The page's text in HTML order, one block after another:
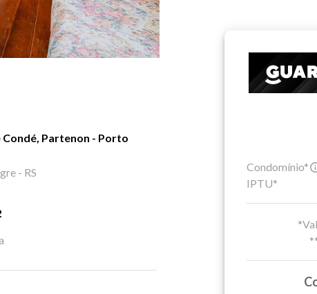
Condé, Partenon - Porto
- RS Condomínio*
IPTU*